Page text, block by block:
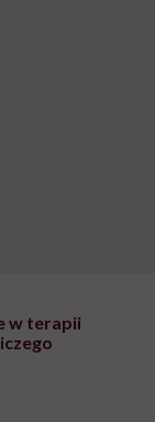
w terapii